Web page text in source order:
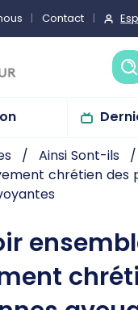
Contact
Ainsi Sont-ils
chrétien des